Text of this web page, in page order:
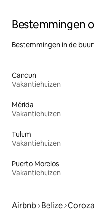
Bestemmingen
Bestemmingen in de
Cancun
Vakantiehuizen
Mérida
Vakantiehuizen
Tulum
Vakantiehuizen
Puerto Morelos
Vakantiehuizen
Airbnb Belize